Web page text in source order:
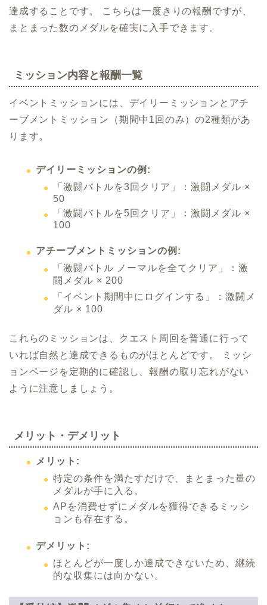
達成することです。 こちらは一度きりの報酬ですが、
まとまった数のメダルを確実に入手できます。
ミッション内容と報酬一覧
イベントミッションには、デイリーミッションとアチ
ーブメントミッション（期間中1回のみ）の2種類があ
ります。
デイリーミッションの例:
「激闘バトルを3回クリア」：激闘メダル ×
50
「激闘バトルを5回クリア」：激闘メダル ×
100
アチーブメントミッションの例:
「激闘バトル ノーマルを全てクリア」：激
闘メダル × 200
「イベント期間中にログインする」：激闘メ
ダル × 100
これらのミッションは、クエスト周回を普通に行って
いれば自然と達成できるものがほとんどです。 ミッシ
ョンページを定期的に確認し、報酬の取り忘れがない
ように注意しましょう。
メリット・デメリット
メリット:
特定の条件を満たすだけで、まとまった量の
メダルが手に入る。
APを消費せずにメダルを獲得できるミッシ
ョンも存在する。
デメリット:
ほとんどが一度しか達成できないため、継続
的な収集には向かない。